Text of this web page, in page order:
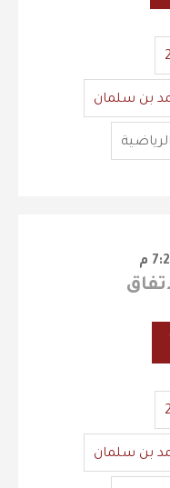
بن سلمان
بن سلمان